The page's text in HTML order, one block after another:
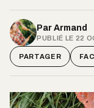
Par Armand
PUBLIÉ LE 22
PARTAGER